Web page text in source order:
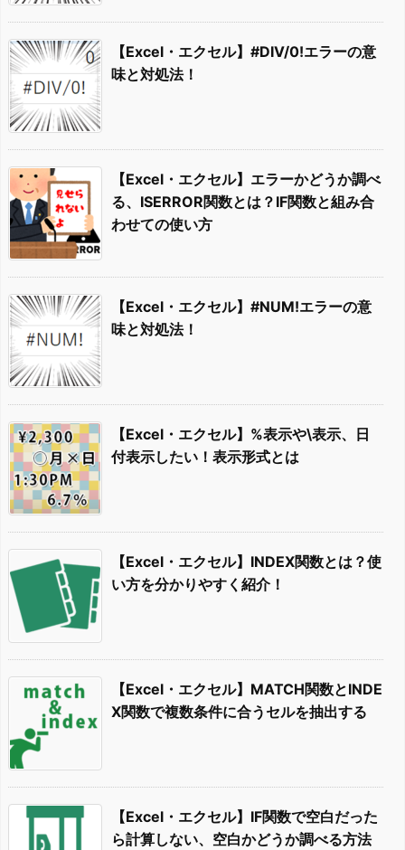
【Excel・エクセル】#DIV/0!エラーの意
味と対処法！
【Excel・エクセル】エラーかどうか調べ
る、ISERROR関数とは？IF関数と組み合
わせての使い方
【Excel・エクセル】#NUM!エラーの意
味と対処法！
【Excel・エクセル】%表示や\表示、日
付表示したい！表示形式とは
【Excel・エクセル】INDEX関数とは？使
い方を分かりやすく紹介！
【Excel・エクセル】MATCH関数とINDE
X関数で複数条件に合うセルを抽出する
【Excel・エクセル】IF関数で空白だった
ら計算しない、空白かどうか調べる方法